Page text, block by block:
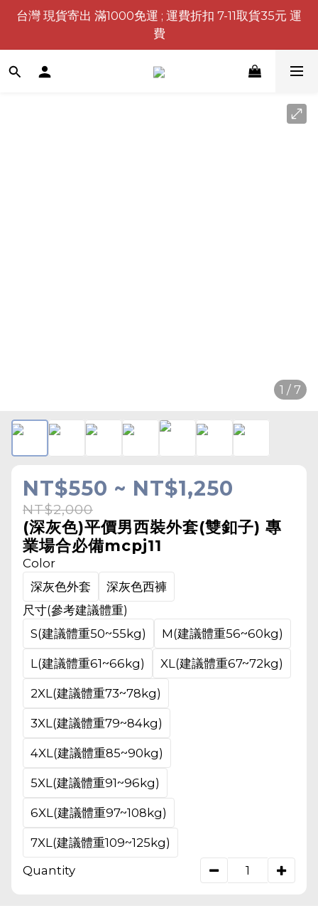
台灣 現貨寄出 滿1000免運 ; 運費折扣 7-11取貨35元 運
費
1 / 7
NT$550 ~ NT$1,250
NT$2,000
(深灰色)平價男西裝外套(雙釦子) 專
業場合必備mcpj11
Color
深灰色外套
深灰色西褲
尺寸(參考建議體重)
S(建議體重50~55kg)
M(建議體重56~60kg)
L(建議體重61~66kg) XL(建議體重67~72kg)
2XL(建議體重73~78kg)
3XL(建議體重79~84kg)
4XL(建議體重85~90kg)
5XL(建議體重91~96kg)
6XL(建議體重97~108kg)
7XL(建議體重109~125kg)
Quantity